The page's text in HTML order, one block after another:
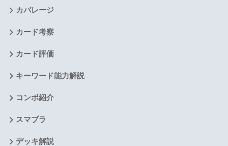
カバレージ
カード考察
カード評価
キーワード能力解説
コンボ紹介
スマブラ
デッキ解説